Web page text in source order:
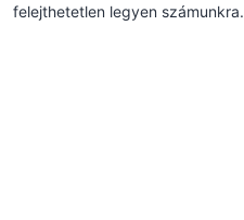
felejthetetlen legyen számunkra.